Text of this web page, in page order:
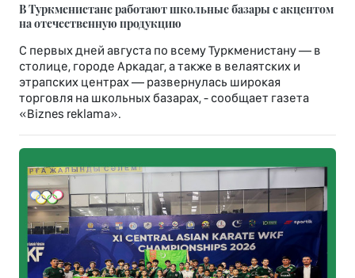
В Туркменистане работают школьные базары с акцентом
на отечественную продукцию
С первых дней августа по всему Туркменистану — в
столице, городе Аркадаг, а также в велаятских и
этрапских центрах — развернулась широкая
торговля на школьных базарах, - сообщает газета
«Biznes reklama».